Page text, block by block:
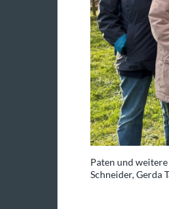
Paten und
Schneider, Gerda